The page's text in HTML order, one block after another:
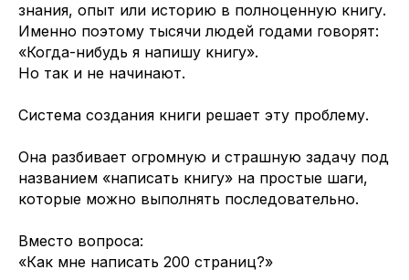
знания, опыт или историю в полноценную книгу.
Именно поэтому тысячи людей годами говорят:
«Когда-нибудь я напишу книгу».
Но так и не начинают.
Система создания книги решает эту проблему.
Она разбивает огромную и страшную задачу под
названием «написать книгу» на простые шаги,
которые можно выполнять последовательно.
Вместо вопроса:
«Как мне написать 200 страниц?»